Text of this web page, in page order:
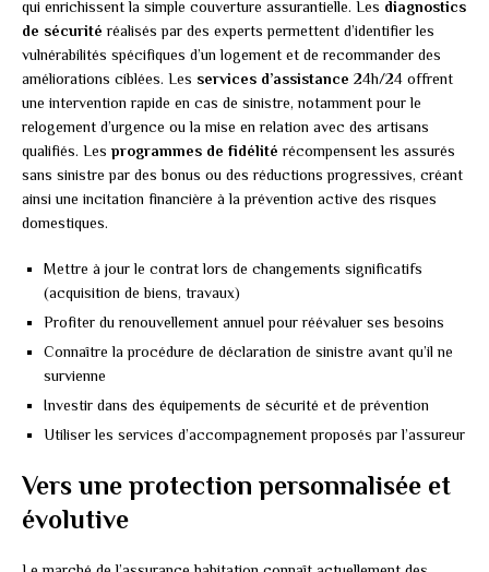
qui enrichissent la simple couverture assurantielle. Les diagnostics
de sécurité réalisés par des experts permettent d’identifier les
vulnérabilités spécifiques d’un logement et de recommander des
améliorations ciblées. Les services d’assistance 24h/24 offrent
une intervention rapide en cas de sinistre, notamment pour le
relogement d’urgence ou la mise en relation avec des artisans
qualifiés. Les programmes de fidélité récompensent les assurés
sans sinistre par des bonus ou des réductions progressives, créant
ainsi une incitation financière à la prévention active des risques
domestiques.
Mettre à jour le contrat lors de changements significatifs
(acquisition de biens, travaux)
Profiter du renouvellement annuel pour réévaluer ses besoins
Connaître la procédure de déclaration de sinistre avant qu’il ne
survienne
Investir dans des équipements de sécurité et de prévention
Utiliser les services d’accompagnement proposés par l’assureur
Vers une protection personnalisée et
évolutive